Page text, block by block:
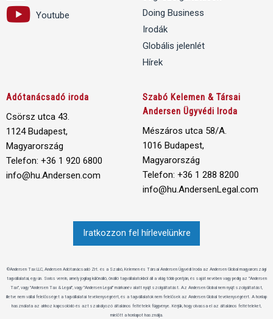
Youtube
Doing Business
Irodák
Globális jelenlét
Hírek
Adótanácsadó iroda
Csörsz utca 43.
1124 Budapest,
Magyarország
Telefon: +36 1 920 6800
info@hu.Andersen.com
Szabó Kelemen & Társai
Andersen Ügyvédi Iroda
Mészáros utca 58/A.
1016 Budapest,
Magyarország
Telefon: +36 1 288 8200
info@hu.AndersenLegal.com
Iratkozzon fel hírlevelünkre
©Andersen Tax LLC, Andersen Adótanácsadó Zrt. és a Szabó, Kelemen és Társai Andersen Ügyvédi Iroda az Andersen Global magyarországi
tagvállalatai, egy ún. Swiss verein, amely jogilag különálló, önálló tagvállalatokból áll a világ több pontján, és saját nevében vagy pedig az "Andersen
Tax", vagy "Andersen Tax & Legal", vagy "Andersen Legal" márkanév alatt nyújt szolgáltatást. Az Andersen Global nem nyújt szolgáltatást,
illetve nem vállal felelősséget a tagvállalatai tevékenységéért, és a tagvállalatok nem felelősek az Andersen Global tevékenységéért. A honlap
használata az ahhoz kapcsolódó és azt szabályozó általános feltételek függvénye. Kérjük, hogy olvassa el az általános feltételeket,
mielőtt a honlapot használja.